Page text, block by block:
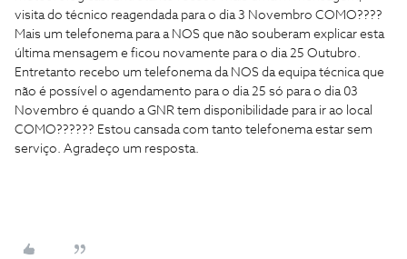
visita do técnico reagendada para o dia 3 Novembro COMO????
Mais um telefonema para a NOS que não souberam explicar esta
última mensagem e ficou novamente para o dia 25 Outubro.
Entretanto recebo um telefonema da NOS da equipa técnica que
não é possível o agendamento para o dia 25 só para o dia 03
Novembro é quando a GNR tem disponibilidade para ir ao local
COMO?????? Estou cansada com tanto telefonema estar sem
serviço. Agradeço um resposta.